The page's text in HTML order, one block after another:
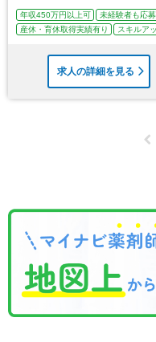
年収450万円以上可 未経験者も応
産休・育休取得実績有り
スキルア
求人の詳細を見る